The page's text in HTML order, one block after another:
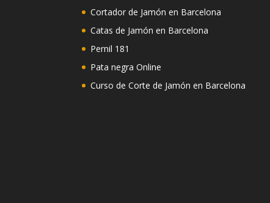
Cortador de Jamón en Barcelona
Catas de Jamón en Barcelona
Pernil 181
Pata negra Online
Curso de Corte de Jamón en Barcelona